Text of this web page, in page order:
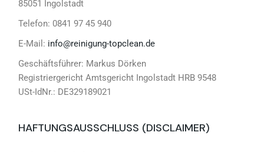
85051 Ingolstadt
Telefon: 0841 97 45 940
E-Mail: info@reinigung-topclean.de
Geschäftsführer: Markus Dörken
Registriergericht Amtsgericht Ingolstadt HRB 9548
USt-IdNr.: DE329189021
HAFTUNGSAUSSCHLUSS (DISCLAIMER)